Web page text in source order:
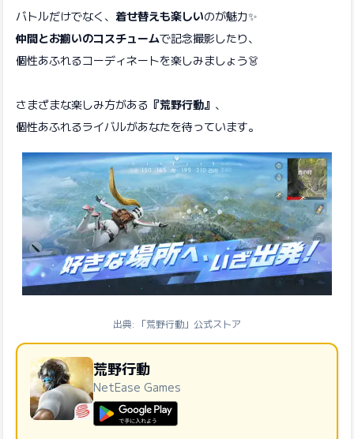
バトルだけでなく、 着せ替えも楽しいのが魅力✨
仲間とお揃いのコスチュームで記念撮影したり、
個性あふれるコーディネートを楽しみましょう👗
さまざまな楽しみ方がある 『荒野行動』 、
個性あふれるライバルがあなたを待っています。
出典: 「荒野行動」公式ストア
荒野行動
NetEase Games